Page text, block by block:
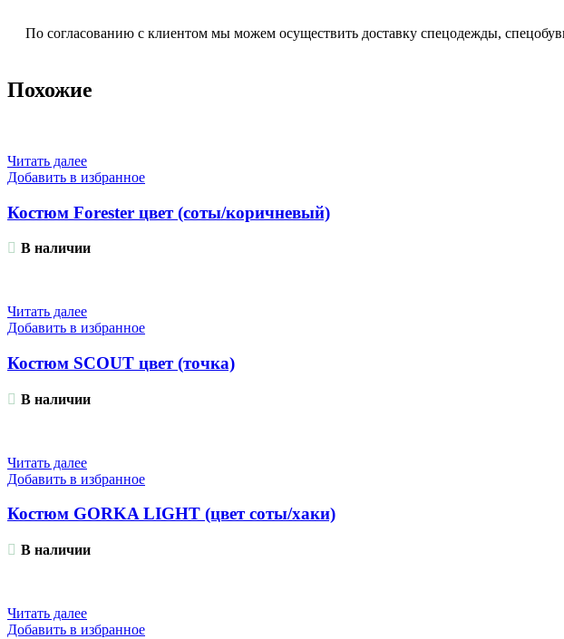
По согласованию с клиентом мы можем осуществить доставку спецодежды,
Похожие
Читать далее
Добавить в избранное
Костюм Forester цвет (соты/коричневый)
В наличии
Читать далее
Добавить в избранное
Костюм SCOUT цвет (точка)
В наличии
Читать далее
Добавить в избранное
Костюм GORKA LIGHT (цвет соты/хаки)
В наличии
Читать далее
Добавить в избранное